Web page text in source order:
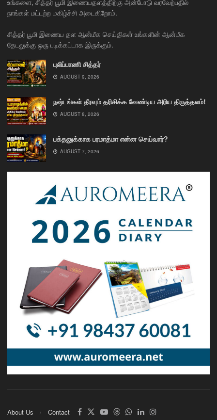
நாங்கள் மட்டற்ற மகிழ்ச்சி அடைகிறோம்.
சித்தர் பூமி இணைய தள ஆன்மீக செய்திகள் உங்களின் ஆன்மீக
தேடலுக்கு ஒரு படிக்கட்டாக இருக்கும்.
புலிப்பாணி சித்தர்
AUGUST 9, 2026
நஷ்டங்கள் தீரவும் தரிசிக்க வேண்டிய அரிய திருத்தலம்!
AUGUST 8, 2026
பக்தனுக்காக பரமாத்மா என்ன செய்வார்?
AUGUST 7, 2026
About Us Contact